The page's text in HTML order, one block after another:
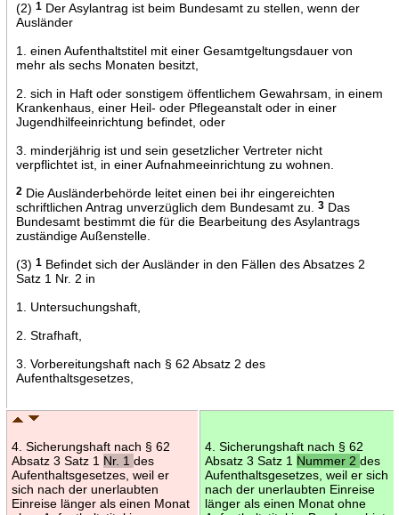
(2) 1Der Asylantrag ist beim Bundesamt zu stellen, wenn der
Ausländer
1. einen Aufenthaltstitel mit einer Gesamtgeltungsdauer von
mehr als sechs Monaten besitzt,
2. sich in Haft oder sonstigem öffentlichem Gewahrsam, in einem
Krankenhaus, einer Heil- oder Pflegeanstalt oder in einer
Jugendhilfeeinrichtung befindet, oder
3. minderjährig ist und sein gesetzlicher Vertreter nicht
verpflichtet ist, in einer Aufnahmeeinrichtung zu wohnen.
2Die Ausländerbehörde leitet einen bei ihr eingereichten
schriftlichen Antrag unverzüglich dem Bundesamt zu.
3Das
Bundesamt bestimmt die für die Bearbeitung des Asylantrags
zuständige Außenstelle.
(3) 1Befindet sich der Ausländer in den Fällen des Absatzes 2
Satz 1 Nr. 2 in
1. Untersuchungshaft,
2. Strafhaft,
3. Vorbereitungshaft nach § 62 Absatz 2 des
Aufenthaltsgesetzes,
4. Sicherungshaft nach § 62
Absatz 3 Satz 1 Nr. 1 des
Aufenthaltsgesetzes, weil er
sich nach der unerlaubten
Einreise länger als einen Monat
4. Sicherungshaft nach § 62
Absatz 3 Satz 1 Nummer 2 des
Aufenthaltsgesetzes, weil er sich
nach der unerlaubten Einreise
länger als einen Monat ohne